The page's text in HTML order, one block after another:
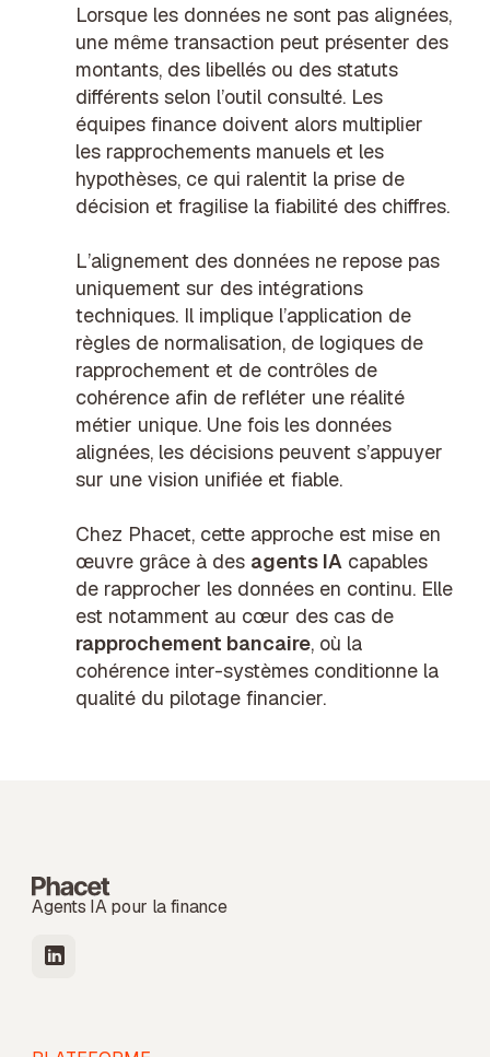
Lorsque les données ne sont pas alignées,
une même transaction peut présenter des
montants, des libellés ou des statuts
différents selon l’outil consulté. Les
équipes finance doivent alors multiplier
les rapprochements manuels et les
hypothèses, ce qui ralentit la prise de
décision et fragilise la fiabilité des chiffres.
L’alignement des données ne repose pas
uniquement sur des intégrations
techniques. Il implique l’application de
règles de normalisation, de logiques de
rapprochement et de contrôles de
cohérence afin de refléter une réalité
métier unique. Une fois les données
alignées, les décisions peuvent s’appuyer
sur une vision unifiée et fiable.
Chez Phacet, cette approche est mise en
œuvre grâce à des agents IA capables
de rapprocher les données en continu. Elle
est notamment au cœur des cas de
rapprochement bancaire, où la
cohérence inter-systèmes conditionne la
qualité du pilotage financier.
Agents IA pour la finance